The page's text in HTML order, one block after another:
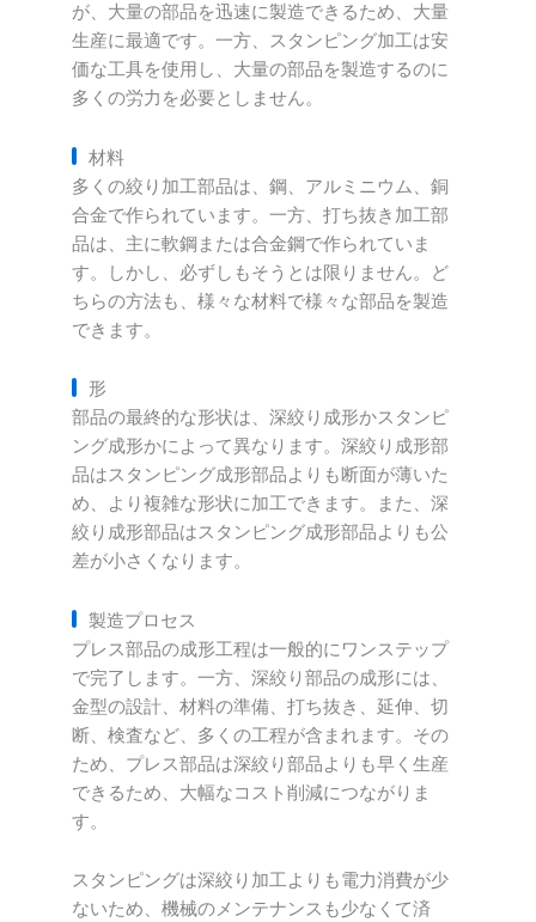
が、大量の部品を迅速に製造できるため、大量
生産に最適です。一方、スタンピング加工は安
価な工具を使用し、大量の部品を製造するのに
多くの労力を必要としません。
材料
多くの絞り加工部品は、鋼、アルミニウム、銅
合金で作られています。一方、打ち抜き加工部
品は、主に軟鋼または合金鋼で作られていま
す。しかし、必ずしもそうとは限りません。ど
ちらの方法も、様々な材料で様々な部品を製造
できます。
形
部品の最終的な形状は、深絞り成形かスタンピ
ング成形かによって異なります。深絞り成形部
品はスタンピング成形部品よりも断面が薄いた
め、より複雑な形状に加工できます。また、深
絞り成形部品はスタンピング成形部品よりも公
差が小さくなります。
製造プロセス
プレス部品の成形工程は一般的にワンステップ
で完了します。一方、深絞り部品の成形には、
金型の設計、材料の準備、打ち抜き、延伸、切
断、検査など、多くの工程が含まれます。その
ため、プレス部品は深絞り部品よりも早く生産
できるため、大幅なコスト削減につながりま
す。
スタンピングは深絞り加工よりも電力消費が少
ないため、機械のメンテナンスも少なくて済